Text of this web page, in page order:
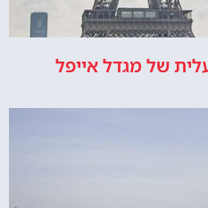
של מגדל אייפל